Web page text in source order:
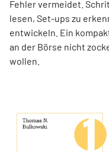
Fehler vermeidet.
lesen, Set-ups zu
entwickeln. Ein
an der Börse nicht
wollen.